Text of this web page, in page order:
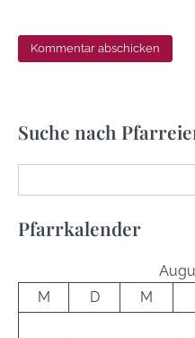
Suche nach
Pfarrkalender
M
D M